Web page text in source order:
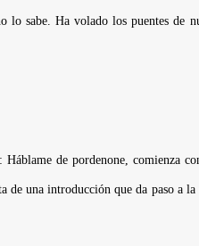
lo sabe. Ha volado los puentes de
Háblame de pordenone, comienza
de una introducción que da paso a